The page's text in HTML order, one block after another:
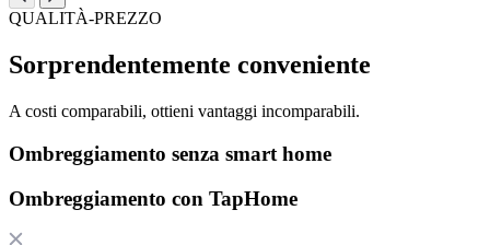
QUALITÀ-PREZZO
Sorprendentemente conveniente
A costi comparabili, ottieni vantaggi incomparabili.
Ombreggiamento senza smart home
Ombreggiamento con TapHome